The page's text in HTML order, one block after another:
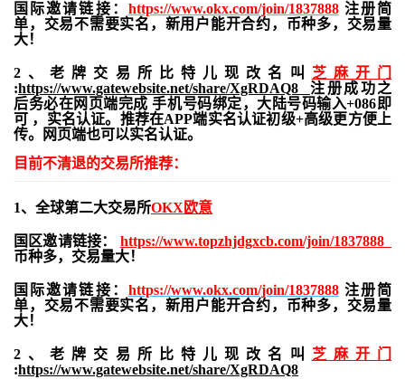
国际邀请链接： https://www.okx.com/join/1837888注册简
单，交易不需要实名，新用户能开合约， 币种多，交易量
大！
2、老牌交易所比特儿现改名叫 芝麻开门
:https://www.gatewebsite.net/share/XgRDAQ8 注册成功之
后务必在网页端完成 手机号码绑定，大陆号码输入+086即
可 ，实名认证。推荐在APP端实名认证初级+高级更方便上
传。网页端也可以实名认证。
目前不清退的交易所推荐：
1、全球第二大交易所OKX欧意
国区邀请链接： https://www.topzhjdgxcb.com/join/1837888
币种多，交易量大！
国际邀请链接： https://www.okx.com/join/1837888注册简
单，交易不需要实名，新用户能开合约， 币种多，交易量
大！
2、老牌交易所比特儿现改名叫 芝麻开门
:https://www.gatewebsite.net/share/XgRDAQ8